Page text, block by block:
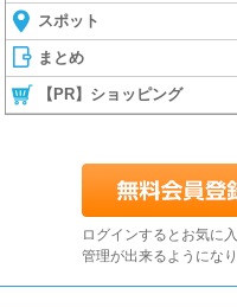
スポット
まとめ
【PR】ショッピング
ログインするとお気に
管理が出来るようにな